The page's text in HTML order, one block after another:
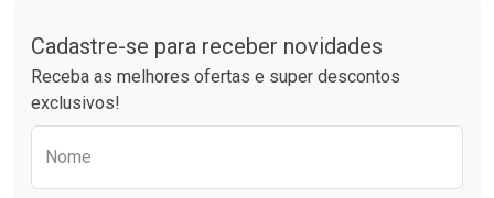
Laboratório
Por Menos Laboratório
Por Menos
Cadastre-se para receber novidades
Receba as melhores ofertas e super descontos
exclusivos!
Nome